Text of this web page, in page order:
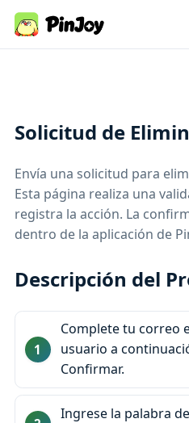
Solicitud de
Envía una solicitud para
Esta página realiza una
registra la acción. La
dentro de la aplicación de
Descripción del
Complete tu correo
usuario a
Confirmar.
Ingrese la palabra